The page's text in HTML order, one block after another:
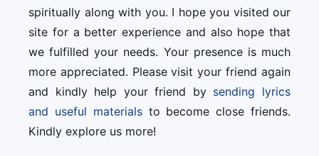
spiritually along with you. I hope you visited our
site for a better experience and also hope that
we fulfilled your needs. Your presence is much
more appreciated. Please visit your friend again
and kindly help your friend by sending lyrics
and useful materialsto become close friends.
Kindly explore us more!